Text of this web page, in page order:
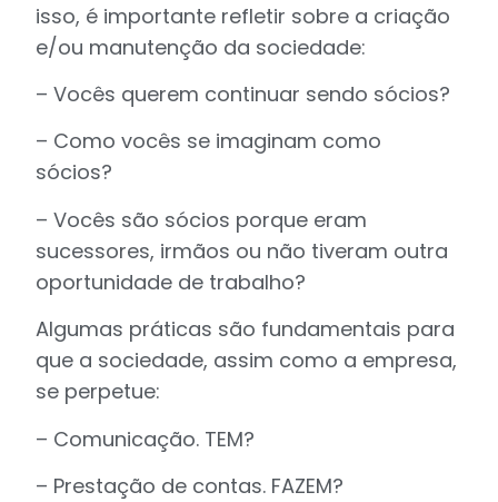
isso, é importante refletir sobre a criação
e/ou manutenção da sociedade:
– Vocês querem continuar sendo sócios?
– Como vocês se imaginam como
sócios?
– Vocês são sócios porque eram
sucessores, irmãos ou não tiveram outra
oportunidade de trabalho?
Algumas práticas são fundamentais para
que a sociedade, assim como a empresa,
se perpetue:
– Comunicação. TEM?
– Prestação de contas. FAZEM?